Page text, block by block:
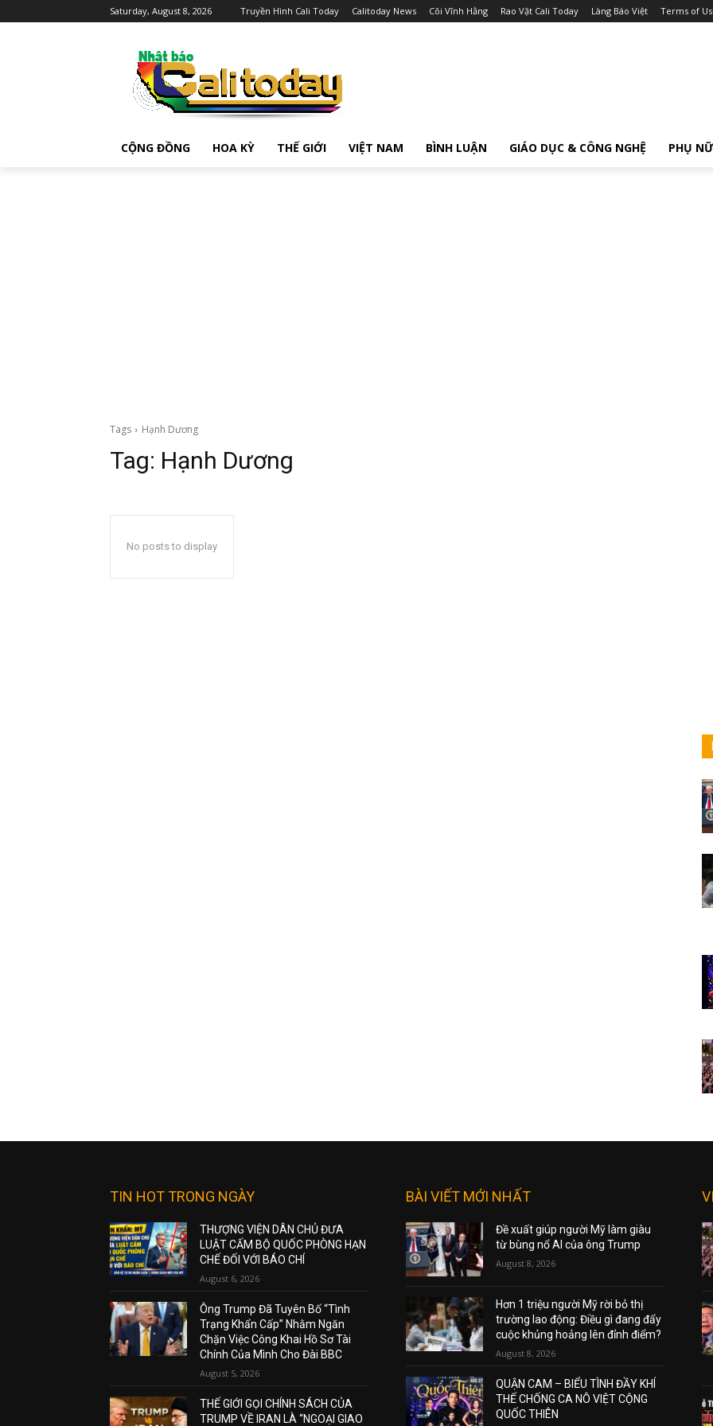
Saturday, August 8, 2026 Truyền Hình Cali Today Calitoday News Cõi Vĩnh Hằng Rao Vặt Cali Today Làng Báo Việt Terms of
CỘNG ĐỒNG HOA KỲ THẾ GIỚI VIỆT NAM BÌNH LUẬN GIÁO DỤC & CÔNG NGHỆ PHỤ NỮ
Tags Hạnh Dương
Tag: Hạnh Dương
No posts to display
TIN HOT TRONG NGÀY
THƯỢNG VIỆN DÂN CHỦ ĐƯA
LUẬT CẤM BỘ QUỐC PHÒNG HẠN
CHẾ ĐỐI VỚI BÁO CHÍ
August 6, 2026
Ông Trump Đã Tuyên Bố “Tình
Trạng Khẩn Cấp” Nhằm Ngăn
Chặn Việc Công Khai Hồ Sơ Tài
Chính Của Mình Cho Đài BBC
August 5, 2026
THẾ GIỚI GỌI CHÍNH SÁCH CỦA
TRUMP VỀ IRAN LÀ “NGOẠI GIAO
BÀI VIẾT MỚI NHẤT
Đề xuất giúp người Mỹ làm giàu
từ bùng nổ AI của ông Trump
August 8, 2026
Hơn 1 triệu người Mỹ rời bỏ thị
trường lao động: Điều gì đang đẩy
cuộc khủng hoảng lên đỉnh điểm?
August 8, 2026
QUẬN CAM – BIỂU TÌNH ĐẦY KHÍ
THẾ CHỐNG CA NÔ VIỆT CỘNG
QUỐC THIÊN